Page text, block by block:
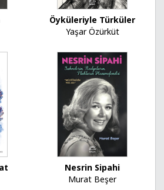
Öyküleriyle Türküler
Yaşar Özürküt
Nesrin Sipahi
Murat Beşer